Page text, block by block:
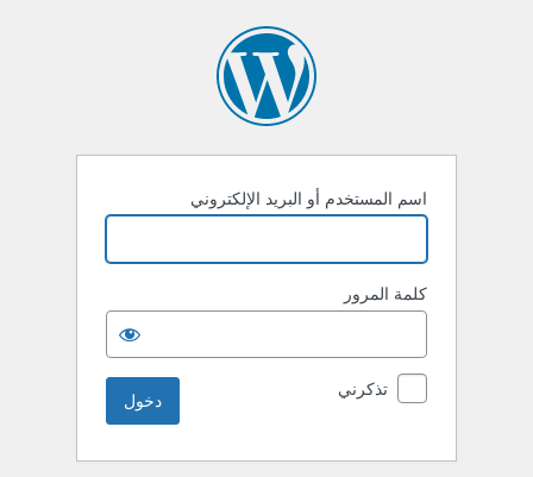
اسم المستخدم أو البريد الإلكتروني
كلمة المرور
تذكرني